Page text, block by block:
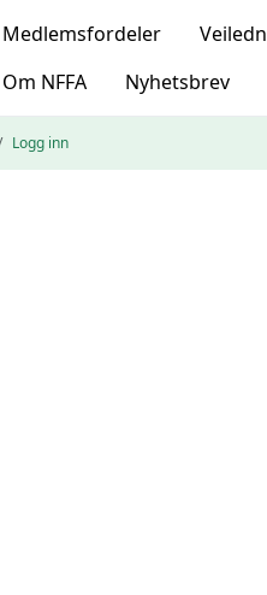
Medlemsfordeler
Om NFFA
Nyhetsbrev
Logg inn